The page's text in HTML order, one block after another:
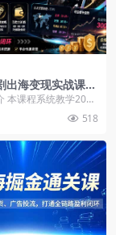
海变现实战课：
+IAP付费变现
本课程系统教学2026
海从账号搭建、平
518